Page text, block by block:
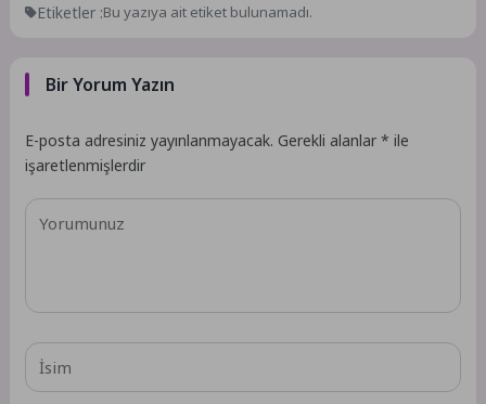
Etiketler :Bu yazıya ait etiket bulunamadı.
Bir Yorum Yazın
E-posta adresiniz yayınlanmayacak. Gerekli alanlar* ile
işaretlenmişlerdir